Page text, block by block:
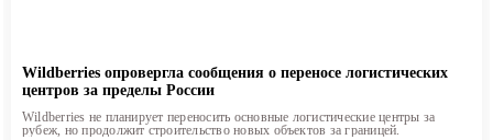
Wildberries опровергла сообщения о переносе логистических
центров за пределы России
Wildberries не планирует переносить основные логистические центры за
рубеж, но продолжит строительство новых объектов за границей.